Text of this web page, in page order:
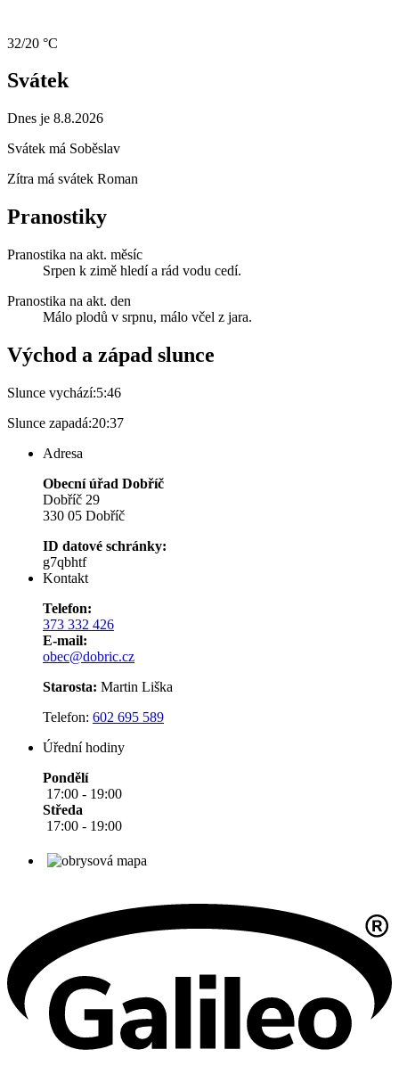
32/20 °C
Svátek
Dnes je 8.8.2026
Svátek má Soběslav
Zítra má svátek Roman
Pranostiky
Pranostika na akt. měsíc
Srpen k zimě hledí a rád vodu cedí.
Pranostika na akt. den
Málo plodů v srpnu, málo včel z jara.
Východ a západ slunce
Slunce vychází:5:46
Slunce zapadá:20:37
Adresa
Obecní úřad Dobříč
Dobříč 29
330 05 Dobříč
ID datové schránky:
g7qbhtf
Kontakt
Telefon:
373 332 426
E-mail:
obec@dobric.cz
Starosta: Martin Liška
Telefon: 602 695 589
Úřední hodiny
Pondělí
17:00 - 19:00
Středa
17:00 - 19:00